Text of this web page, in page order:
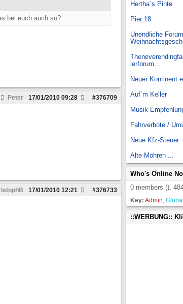
bei euch auch so?
Peter #376709
17/01/2010 09:28
#376733
17/01/2010 12:21
Hertha`s Pinte
Pier 18
Unendliche
ierforum....
Neuer Kontinent
Auf`m Keller
Musik-
Fahrverbote /
Neue Kfz-Steuer
Alte Möhren ...
Who's Online
0 members (),
Key: Admin,
::WERBUNG::